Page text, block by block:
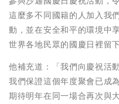
這麼多不同國籍的人加入我
動，並在安全和平的環境中
世界各地民眾的國慶日裡留
他補充道：「我們向慶祝活
我們保證這個年度聚會已成
期待明年在同一場合再次與